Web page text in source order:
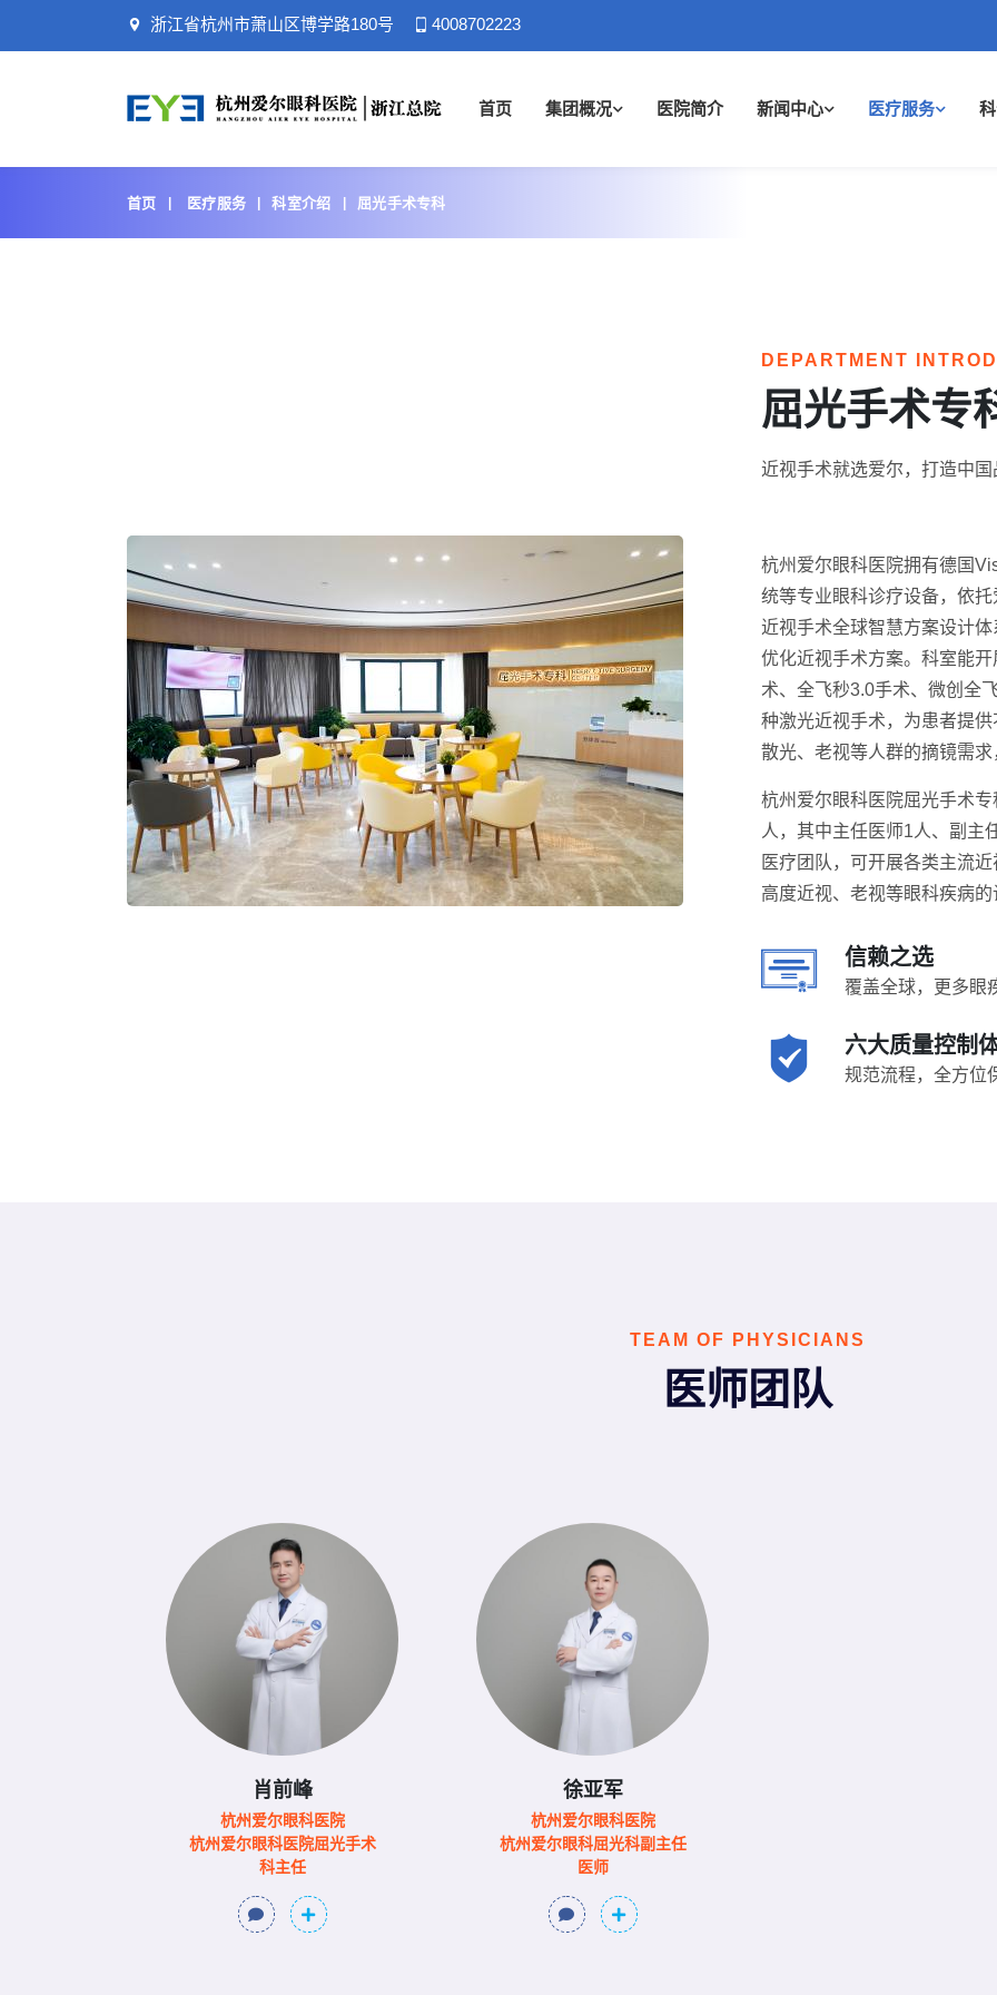
浙江省杭州市萧山区博学路180号 4008702223
首页 集团概况 医院简介 新闻中心 医疗服务
首页 医疗服务 科室介绍 屈光手术专科
DEPARTMENT
屈光手术专
近视手术就选爱尔，打造中国
杭州爱尔眼科医院拥有德国
统等专业眼科诊疗设备，依
近视手术全球智慧方案设计
优化近视手术方案。科室能
术、全飞秒3.0手术、微创全
种激光近视手术，为患者提
散光、老视等人群的摘镜需求
杭州爱尔眼科医院屈光手术
人，其中主任医师1人、副主
医疗团队，可开展各类主流
高度近视、老视等眼科疾病的
信赖之选
覆盖全球，更多眼
六大质量控制
规范流程，全方位
TEAM OF PHYSICIANS
医师团队
肖前峰
杭州爱尔眼科医院
杭州爱尔眼科医院屈光手术
科主任
徐亚军
杭州爱尔眼科医院
杭州爱尔眼科屈光科副主任
医师